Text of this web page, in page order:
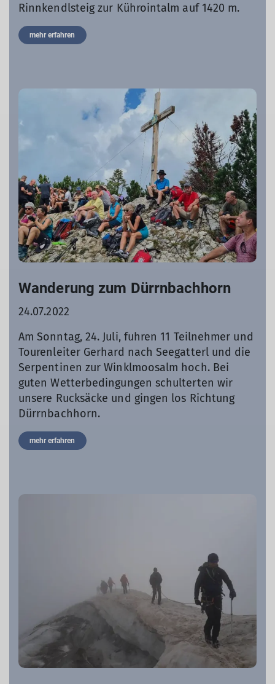
Rinnkendlsteig zur Kührointalm auf 1420 m.
mehr erfahren
Wanderung zum Dürrnbachhorn
24.07.2022
Am Sonntag, 24. Juli, fuhren 11 Teilnehmer und
Tourenleiter Gerhard nach Seegatterl und die
Serpentinen zur Winklmoosalm hoch. Bei
guten Wetterbedingungen schulterten wir
unsere Rucksäcke und gingen los Richtung
Dürrnbachhorn.
mehr erfahren